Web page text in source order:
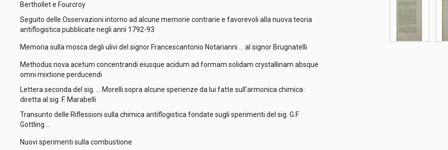
Berthollet e Fourcroy
Seguito delle Osservazioni intorno ad alcune memorie contrarie e favorevoli alla nuova teoria
antiflogistica pubblicate negli anni 1792-93
Memoria sulla mosca degli ulivi del signor Francescantonio Notarianni ... al signor Brugnatelli
Methodus nova acetum concentrandi eiusque acidum ad formam solidam crystallinam absque
omni mixtione perducendi
Lettera seconda del sig. ... Morelli sopra alcune sperienze da lui fatte sull'armonica chimica :
diretta al sig. F. Marabelli
Transunto delle Riflessioni sulla chimica antiflogistica fondate sugli sperimenti del sig. G.F.
Gottling ...
Nuovi sperimenti sulla combustione